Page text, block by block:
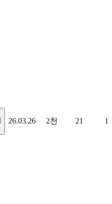
26.03.26 2천 21 1